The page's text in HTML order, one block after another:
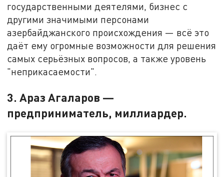
государственными деятелями, бизнес с
другими значимыми персонами
азербайджанского происхождения — всё это
даёт ему огромные возможности для решения
самых серьёзных вопросов, а также уровень
"неприкасаемости".
3. Араз Агаларов —
предприниматель, миллиардер.